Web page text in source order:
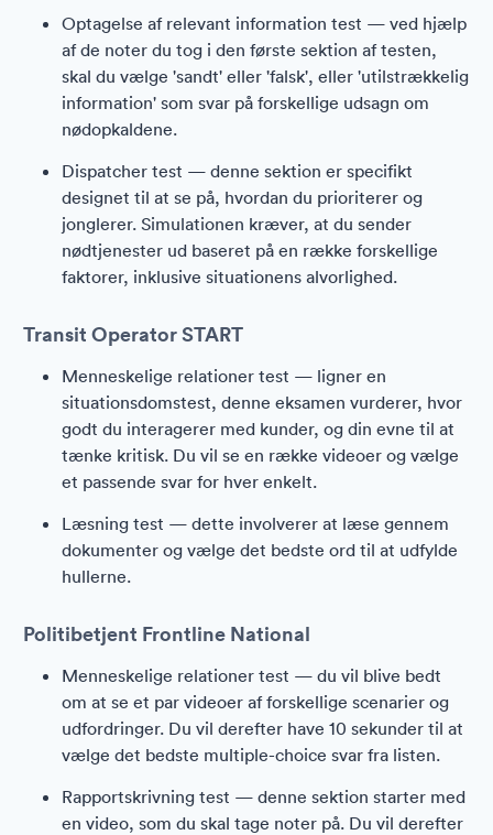
Optagelse af relevant information test — ved hjælp
af de noter du tog i den første sektion af testen,
skal du vælge 'sandt' eller 'falsk', eller 'utilstrækkelig
information' som svar på forskellige udsagn om
nødopkaldene.
Dispatcher test — denne sektion er specifikt
designet til at se på, hvordan du prioriterer og
jonglerer. Simulationen kræver, at du sender
nødtjenester ud baseret på en række forskellige
faktorer, inklusive situationens alvorlighed.
Transit Operator START
Menneskelige relationer test — ligner en
situationsdomstest, denne eksamen vurderer, hvor
godt du interagerer med kunder, og din evne til at
tænke kritisk. Du vil se en række videoer og vælge
et passende svar for hver enkelt.
Læsning test — dette involverer at læse gennem
dokumenter og vælge det bedste ord til at udfylde
hullerne.
Politibetjent Frontline National
Menneskelige relationer test — du vil blive bedt
om at se et par videoer af forskellige scenarier og
udfordringer. Du vil derefter have 10 sekunder til at
vælge det bedste multiple-choice svar fra listen.
Rapportskrivning test — denne sektion starter med
en video, som du skal tage noter på. Du vil derefter